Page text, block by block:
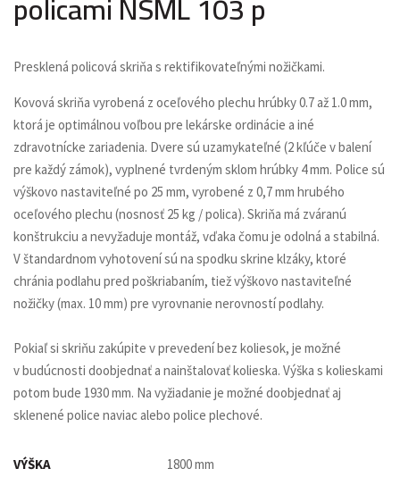
Presklená policová skriňa s rektifikovateľnými nožičkami.
Kovová skriňa vyrobená z oceľového plechu hrúbky 0.7 až 1.0 mm,
ktorá je optimálnou voľbou pre lekárske ordinácie a iné
zdravotnícke zariadenia. Dvere sú uzamykateľné (2 kľúče v balení
pre každý zámok), vyplnené tvrdeným sklom hrúbky 4 mm. Police sú
výškovo nastaviteľné po 25 mm, vyrobené z 0,7 mm hrubého
oceľového plechu (nosnosť 25 kg / polica). Skriňa má zváranú
konštrukciu a nevyžaduje montáž, vďaka čomu je odolná a stabilná.
V štandardnom vyhotovení sú na spodku skrine klzáky, ktoré
chránia podlahu pred poškriabaním, tiež výškovo nastaviteľné
nožičky (max. 10 mm) pre vyrovnanie nerovností podlahy.
Pokiaľ si skriňu zakúpite v prevedení bez koliesok, je možné
v budúcnosti doobjednať a nainštalovať kolieska. Výška s kolieskami
potom bude 1930 mm. Na vyžiadanie je možné doobjednať aj
sklenené police naviac alebo police plechové.
VÝŠKA 1800 mm